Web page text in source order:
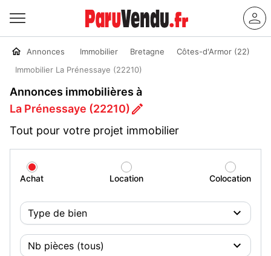
Annonces Immobilier Bretagne
Côtes-d'Armor (22)
Immobilier La Prénessaye (22210)
Annonces immobilières à
La Prénessaye (22210)
Tout pour votre projet immobilier
Achat Location Colocation